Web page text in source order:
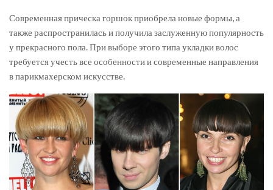
Современная прическа горшок приобрела новые формы, а
также распространилась и получила заслуженную популярность
у прекрасного пола. При выборе этого типа укладки волос
требуется учесть все особенности и современные направления
в парикмахерском искусстве.